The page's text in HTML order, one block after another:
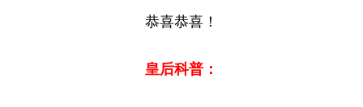
恭喜恭喜！
皇后科普：